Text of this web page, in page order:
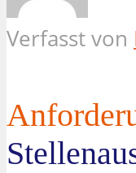
Verfasst von